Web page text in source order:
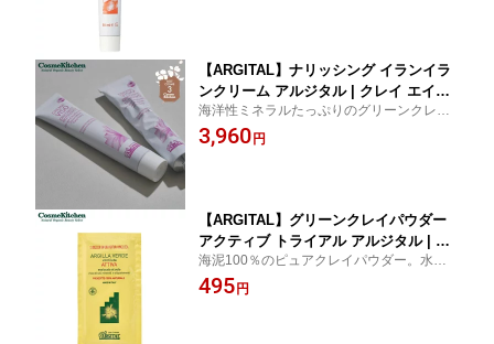
【ARGITAL】ナリッシング イランイラ
ンクリーム アルジタル | クレイ エイジ
ング クリーム 女性のバランス フェムテ
ック フェミニン ハリ しわ エイジング
海洋性ミネラルたっぷりのグリーンクレイ
※1に植物の恵みをブレンドしたクリームで
うるおいとハリをプラス。
3,960円
【ARGITAL】グリーンクレイパウダー
アクティブ トライアル アルジタル | ト
ライアルサイズ フェイスパック クレイ
クレイパック 入浴料 入浴剤 毛穴 角質
海泥100％のピュアクレイパウダー。水に
溶かしてスクラブ・パック・入浴料に。
495円